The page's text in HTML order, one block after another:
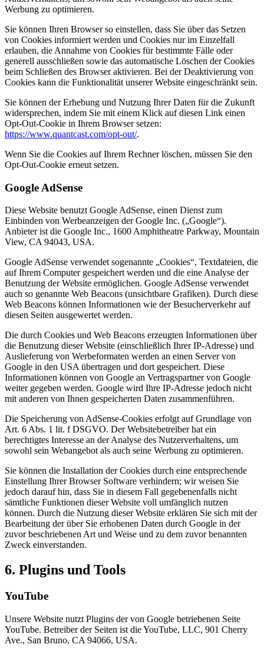
Werbung zu optimieren.
Sie können Ihren Browser so einstellen, dass Sie über das Setzen
von Cookies informiert werden und Cookies nur im Einzelfall
erlauben, die Annahme von Cookies für bestimmte Fälle oder
generell ausschließen sowie das automatische Löschen der Cookies
beim Schließen des Browser aktivieren. Bei der Deaktivierung von
Cookies kann die Funktionalität unserer Website eingeschränkt sein.
Sie können der Erhebung und Nutzung Ihrer Daten für die Zukunft
widersprechen, indem Sie mit einem Klick auf diesen Link einen
Opt-Out-Cookie in Ihrem Browser setzen:
https://www.quantcast.com/opt-out/.
Wenn Sie die Cookies auf Ihrem Rechner löschen, müssen Sie den
Opt-Out-Cookie erneut setzen.
Google AdSense
Diese Website benutzt Google AdSense, einen Dienst zum
Einbinden von Werbeanzeigen der Google Inc. („Google“).
Anbieter ist die Google Inc., 1600 Amphitheatre Parkway, Mountain
View, CA 94043, USA.
Google AdSense verwendet sogenannte „Cookies“, Textdateien, die
auf Ihrem Computer gespeichert werden und die eine Analyse der
Benutzung der Website ermöglichen. Google AdSense verwendet
auch so genannte Web Beacons (unsichtbare Grafiken). Durch diese
Web Beacons können Informationen wie der Besucherverkehr auf
diesen Seiten ausgewertet werden.
Die durch Cookies und Web Beacons erzeugten Informationen über
die Benutzung dieser Website (einschließlich Ihrer IP-Adresse) und
Auslieferung von Werbeformaten werden an einen Server von
Google in den USA übertragen und dort gespeichert. Diese
Informationen können von Google an Vertragspartner von Google
weiter gegeben werden. Google wird Ihre IP-Adresse jedoch nicht
mit anderen von Ihnen gespeicherten Daten zusammenführen.
Die Speicherung von AdSense-Cookies erfolgt auf Grundlage von
Art. 6 Abs. 1 lit. f DSGVO. Der Websitebetreiber hat ein
berechtigtes Interesse an der Analyse des Nutzerverhaltens, um
sowohl sein Webangebot als auch seine Werbung zu optimieren.
Sie können die Installation der Cookies durch eine entsprechende
Einstellung Ihrer Browser Software verhindern; wir weisen Sie
jedoch darauf hin, dass Sie in diesem Fall gegebenenfalls nicht
sämtliche Funktionen dieser Website voll umfänglich nutzen
können. Durch die Nutzung dieser Website erklären Sie sich mit der
Bearbeitung der über Sie erhobenen Daten durch Google in der
zuvor beschriebenen Art und Weise und zu dem zuvor benannten
Zweck einverstanden.
6. Plugins und Tools
YouTube
Unsere Website nutzt Plugins der von Google betriebenen Seite
YouTube. Betreiber der Seiten ist die YouTube, LLC, 901 Cherry
Ave., San Bruno, CA 94066, USA.